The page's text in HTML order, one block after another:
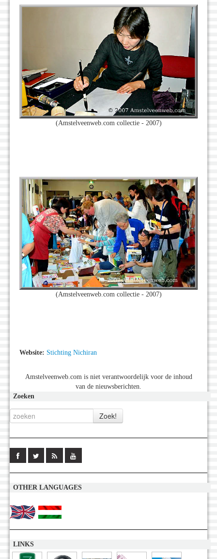
(Amstelveenweb.com collectie - 2007)
(Amstelveenweb.com collectie - 2007)
Website: Stichting Nichiran
Amstelveenweb.com is niet verantwoordelijk voor de inhoud
van de nieuwsberichten.
Zoeken
OTHER LANGUAGES
LINKS